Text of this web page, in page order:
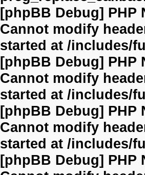
[phpBB Debug] PHP
Cannot modify
started at /includes/
[phpBB Debug] PHP
Cannot modify
started at /includes/
[phpBB Debug] PHP
Cannot modify
started at /includes/
[phpBB Debug] PHP